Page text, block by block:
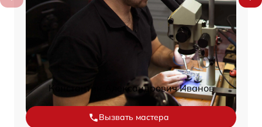
Константин Александрович Иванов
Вызвать мастера